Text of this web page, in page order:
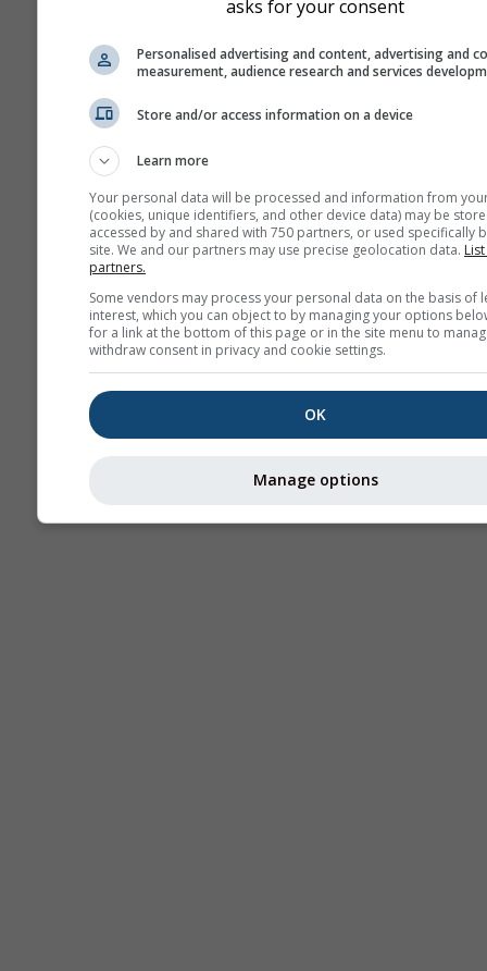
Termikek
Cross-section
asks for your consent
Personalised advertising and content, advertising and
measurement, audience research and services
Store and/or access information on a device
Learn more
Your personal data will be processed and information from
(cookies, unique identifiers, and other device data) may be
accessed by and shared with 750 partners, or used specifically
site. We and our partners may use precise geolocation data.
partners.
Some vendors may process your personal data on the basis of
interest, which you can object to by managing your options
for a link at the bottom of this page or in the site menu to
withdraw consent in privacy and cookie settings.
OK
Manage options